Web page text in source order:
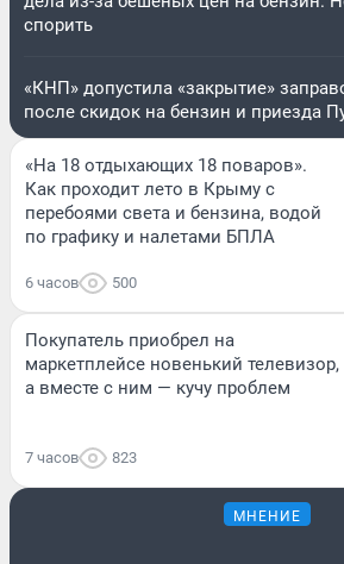
спорить
«КНП» допустила «закрытие»
после скидок на бензин и приезда
«На 18 отдыхающих 18 поваров».
Как проходит лето в Крыму с
перебоями света и бензина, водой
по графику и налетами БПЛА
6 часов 500
Покупатель приобрел на
маркетплейсе новенький телевизор,
а вместе с ним — кучу проблем
7 часов 823
МНЕНИЕ